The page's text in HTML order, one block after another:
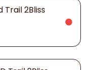
Trail 2Bliss